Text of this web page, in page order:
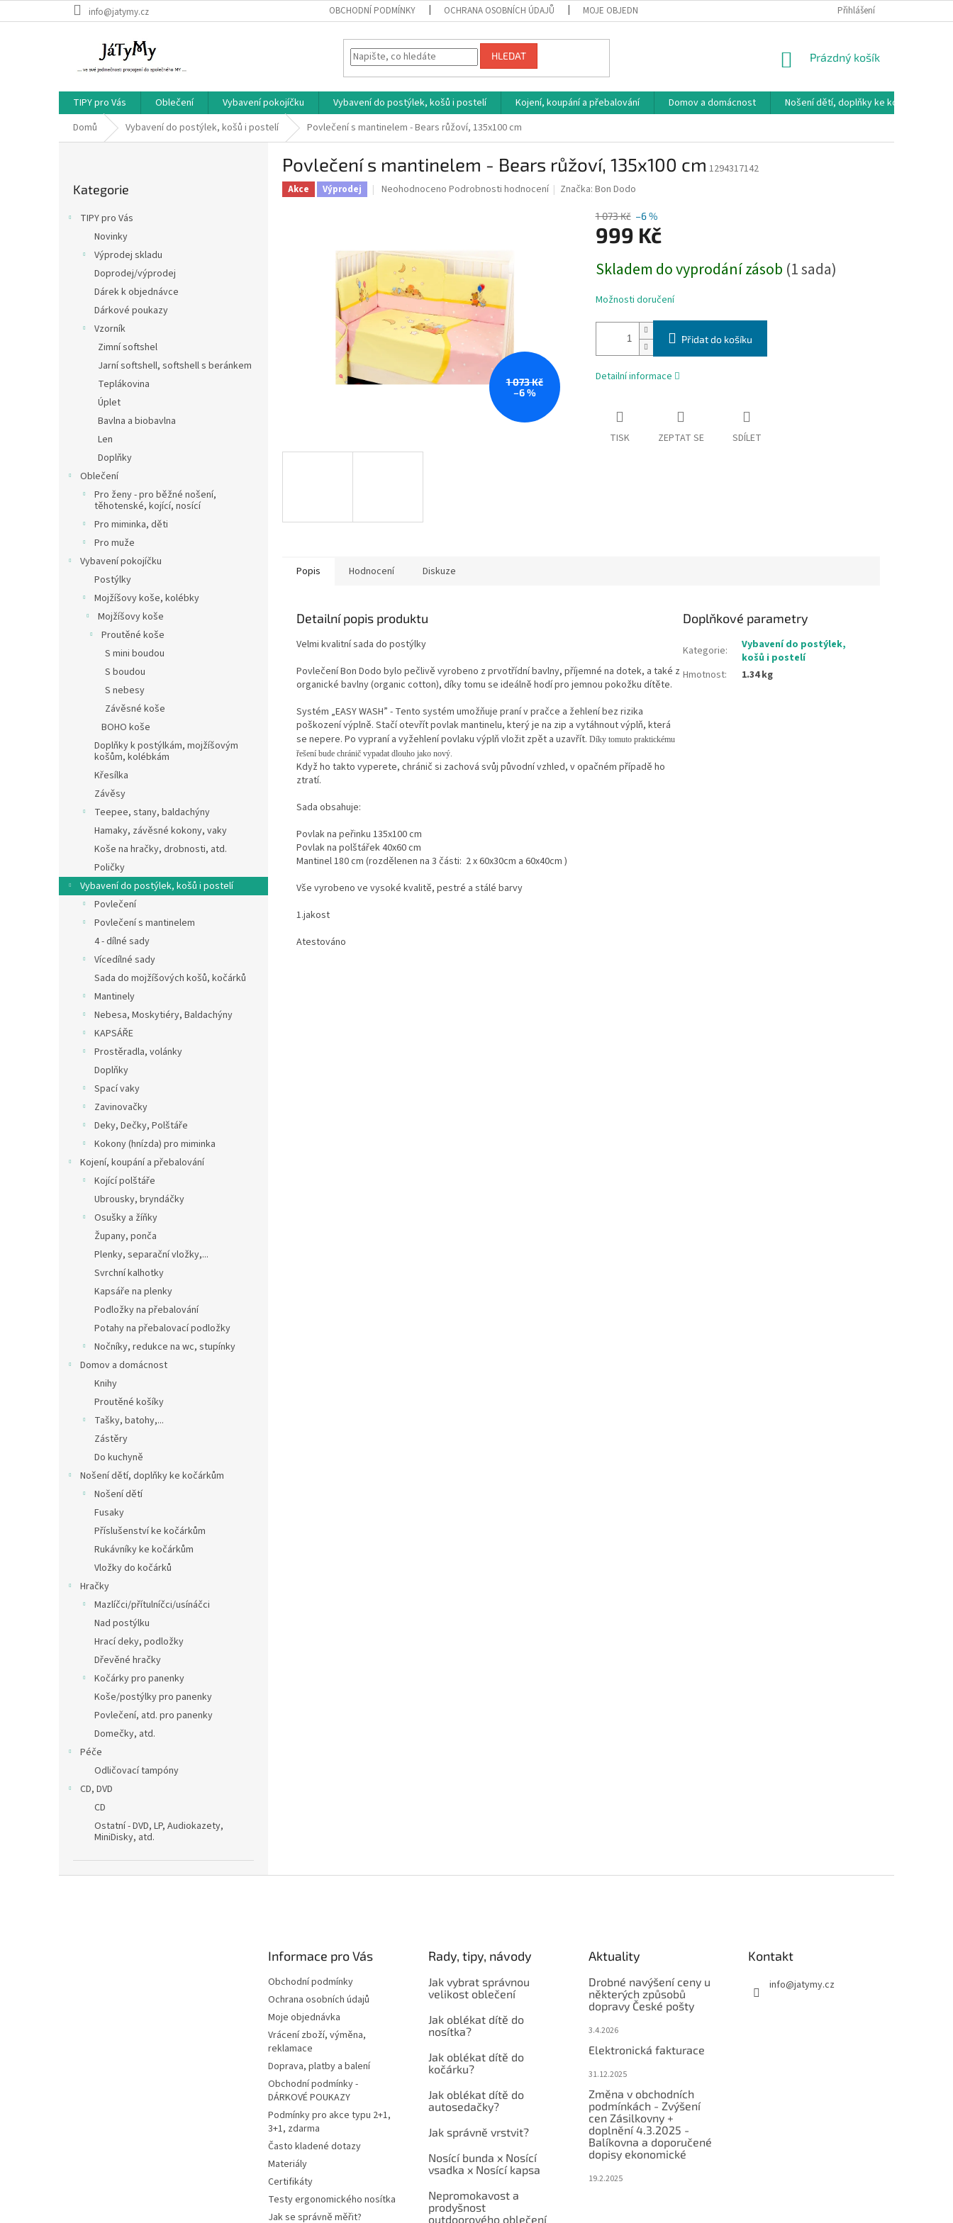
na
info@jatymy.cz OBCHODNÍ PODMÍNKY OCHRANA OSOBNÍCH ÚDAJŮ MOJE OBJEDNÁVKA DOPRAVA, PLATBY A
Přihlášení
HLEDAT
NÁKUPNÍ
Prázdný košík
TIPY pro Vás Oblečení Vybavení pokojíčku Vybavení do postýlek, košů i postelí Kojení, koupání a přebalování Domov a domácnost
Nošení dětí, doplňky ke kočárkům
Domů
Vybavení do postýlek, košů i postelí Povlečení s mantinelem - Bears růžoví, 135x100 cm
kategorie
Kategorie
TIPY pro Vás
Novinky
Výprodej skladu
Doprodej/výprodej
Dárek k objednávce
Dárkové poukazy
Vzorník
Zimní softshel
Jarní softshell, softshell s beránkem
Teplákovina
Úplet
Bavlna a biobavlna
Len
Doplňky
Oblečení
Pro ženy - pro běžné nošení,
těhotenské, kojící, nosící
Pro miminka, děti
Pro muže
Vybavení pokojíčku
Postýlky
Mojžíšovy koše, kolébky
Mojžíšovy koše
Proutěné koše
S mini boudou
S boudou
S nebesy
Závěsné koše
BOHO koše
Doplňky k postýlkám, mojžíšovým
košům, kolébkám
Křesílka
Závěsy
Teepee, stany, baldachýny
Hamaky, závěsné kokony, vaky
Koše na hračky, drobnosti, atd.
Poličky
Vybavení do postýlek, košů i postelí
Povlečení
Povlečení s mantinelem
4 - dílné sady
Vícedílné sady
Sada do mojžíšových košů, kočárků
Mantinely
Nebesa, Moskytiéry, Baldachýny
KAPSÁŘE
Prostěradla, volánky
Doplňky
Spací vaky
Zavinovačky
Deky, Dečky, Polštáře
Kokony (hnízda) pro miminka
Kojení, koupání a přebalování
Kojící polštáře
Ubrousky, bryndáčky
Osušky a žíňky
Župany, ponča
Plenky, separační vložky,...
Svrchní kalhotky
Kapsáře na plenky
Podložky na přebalování
Potahy na přebalovací podložky
Nočníky, redukce na wc, stupínky
Domov a domácnost
Knihy
Proutěné košíky
Tašky, batohy,...
Zástěry
Do kuchyně
Nošení dětí, doplňky ke kočárkům
Nošení dětí
Fusaky
Příslušenství ke kočárkům
Rukávníky ke kočárkům
Vložky do kočárků
Hračky
Mazlíčci/přítulníčci/usínáčci
Nad postýlku
Hrací deky, podložky
Dřevěné hračky
Kočárky pro panenky
Koše/postýlky pro panenky
Povlečení, atd. pro panenky
Domečky, atd.
Péče
Odličovací tampóny
CD, DVD
CD
Ostatní - DVD, LP, Audiokazety,
MiniDisky, atd.
Povlečení s mantinelem - Bears růžoví, 135x100 cm 1294317142
Akce Výprodej
Průměrné
z
hvězdiček.
Neohodnoceno Podrobnosti hodnocení Značka:Bon Dodo
1 073 Kč
–6 %
1 073 Kč –6 %
999 Kč
cena:
Skladem do vyprodání zásob (1 sada)
Možnosti doručení
Přidat do košíku
Detailní informace
TISK ZEPTAT SE SDÍLET
Popis Hodnocení Diskuze
Detailní popis produktu
Velmi kvalitní sada do postýlky
Povlečení Bon Dodo bylo pečlivě vyrobeno z prvotřídní bavlny, příjemné na dotek, a také z
organické bavlny (organic cotton), díky tomu se ideálně hodí pro jemnou pokožku dítěte.
Systém „EASY WASH” - Tento systém umožňuje praní v pračce a žehlení bez rizika
poškození výplně. Stačí otevřít povlak mantinelu, který je na zip a vytáhnout výplň, která
se nepere. Po vypraní a vyžehlení povlaku výplň vložit zpět a uzavřít. Díky tomuto praktickému
řešení bude chránič vypadat dlouho jako nový.
Když ho takto vyperete, chránič si zachová svůj původní vzhled, v opačném případě ho
ztratí.
Sada obsahuje:
Povlak na peřinku 135x100 cm
Povlak na polštářek 40x60 cm
Mantinel 180 cm (rozdělenen na 3 části: 2 x 60x30cm a 60x40cm )
Vše vyrobeno ve vysoké kvalitě, pestré a stálé barvy
1.jakost
Atestováno
Doplňkové parametry
Kategorie:
Vybavení do postýlek,
košů i postelí
Hmotnost: 1.34 kg
Informace pro Vás
Obchodní podmínky
Ochrana osobních údajů
Moje objednávka
Vrácení zboží, výměna,
reklamace
Doprava, platby a balení
Obchodní podmínky -
DÁRKOVÉ POUKAZY
Podmínky pro akce typu 2+1,
3+1, zdarma
Často kladené dotazy
Materiály
Certifikáty
Testy ergonomického nosítka
Jak se správně měřit?
Rady, tipy, návody
Jak vybrat správnou
velikost oblečení
Jak oblékat dítě do
nosítka?
Jak oblékat dítě do
kočárku?
Jak oblékat dítě do
autosedačky?
Jak správně vrstvit?
Nosící bunda x Nosící
vsadka x Nosící kapsa
Nepromokavost a
prodyšnost
outdoorového oblečení
Aktuality
Drobné navýšení ceny u
některých způsobů
dopravy České pošty
3.4.2026
Elektronická fakturace
31.12.2025
Změna v obchodních
podmínkách - Zvýšení
cen Zásilkovny +
doplnění 4.3.2025 -
Balíkovna a doporučené
dopisy ekonomické
19.2.2025
Kontakt
info@jatymy.cz